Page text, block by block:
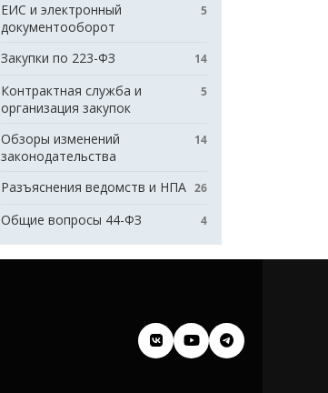
ЕИС и электронный
документооборот
5
Закупки по 223-ФЗ 14
Контрактная служба и
организация закупок
5
Обзоры изменений
законодательства
14
Разъяснения ведомств и НПА 26
Общие вопросы 44-ФЗ 4